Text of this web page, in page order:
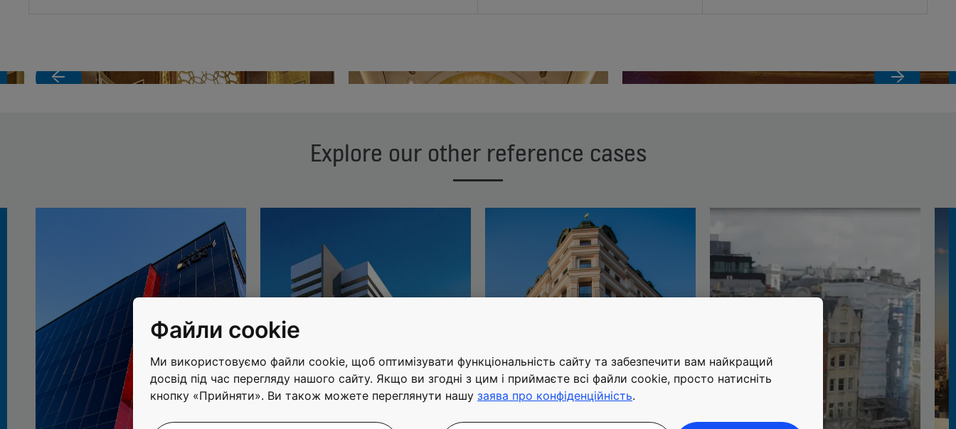
Explore our other reference cases
Файли cookie
Ми використовуємо файли cookie, щоб оптимізувати функціональність сайту та забезпечити вам найкращий
досвід під час перегляду нашого сайту. Якщо ви згодні з цим і приймаєте всі файли cookie, просто натисніть
кнопку «Прийняти». Ви також можете переглянути нашу заява про конфіденційність.